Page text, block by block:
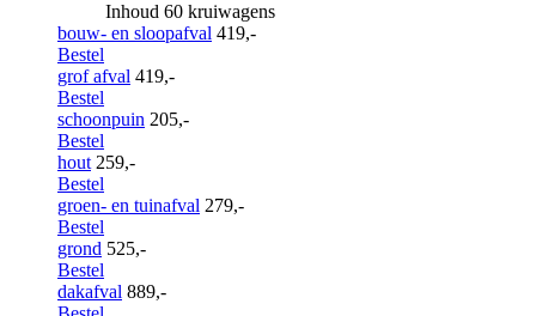
Inhoud 60 kruiwagens
bouw- en sloopafval 419,-
Bestel
grof afval 419,-
Bestel
schoonpuin 205,-
Bestel
hout 259,-
Bestel
groen- en tuinafval 279,-
Bestel
grond 525,-
Bestel
dakafval 889,-